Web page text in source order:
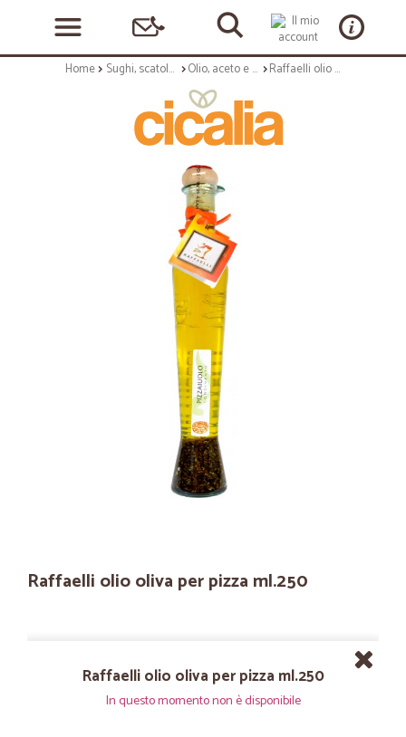
Home Sughi, scatolame e condimenti Olio, aceto e sale Raffaelli olio oliva per pizza ml.250
Raffaelli olio oliva per pizza ml.250
Raffaelli olio oliva per pizza ml.250
In questo momento non è disponibile